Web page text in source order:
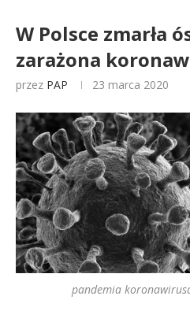
W Polsce zmarła
zarażona
przez PAP 23 marca 2020
pandemia